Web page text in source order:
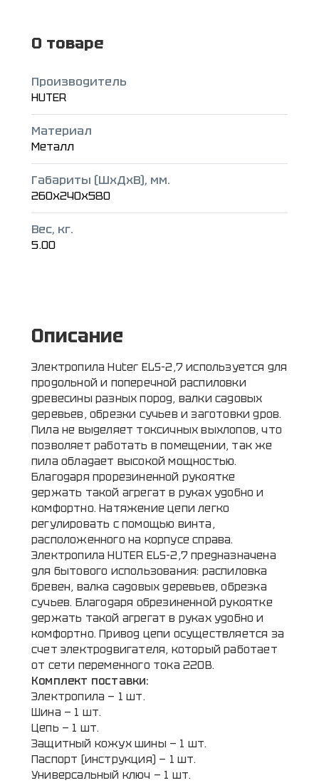
О товаре
Производитель
HUTER
Материал
Металл
Габариты (ШxДxВ), мм.
260x240x580
Вес, кг.
5.00
Описание
Электропила Huter ELS-2,7 используется для
продольной и поперечной распиловки
древесины разных пород, валки садовых
деревьев, обрезки сучьев и заготовки дров.
Пила не выделяет токсичных выхлопов, что
позволяет работать в помещении, так же
пила обладает высокой мощностью.
Благодаря прорезиненной рукоятке
держать такой агрегат в руках удобно и
комфортно. Натяжение цепи легко
регулировать с помощью винта,
расположенного на корпусе справа.
Электропила HUTER ELS-2,7 предназначена
для бытового использования: распиловка
бревен, валка садовых деревьев, обрезка
сучьев. Благодаря обрезиненной рукоятке
держать такой агрегат в руках удобно и
комфортно. Привод цепи осуществляется за
счет электродвигателя, который работает
от сети переменного тока 220В.
Комплект поставки:
Электропила — 1 шт.
Шина — 1 шт.
Цепь — 1 шт.
Защитный кожух шины — 1 шт.
Паспорт (инструкция) — 1 шт.
Универсальный ключ — 1 шт.